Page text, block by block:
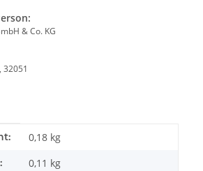
& Co. KG
32051
0,18 kg
0,11 kg